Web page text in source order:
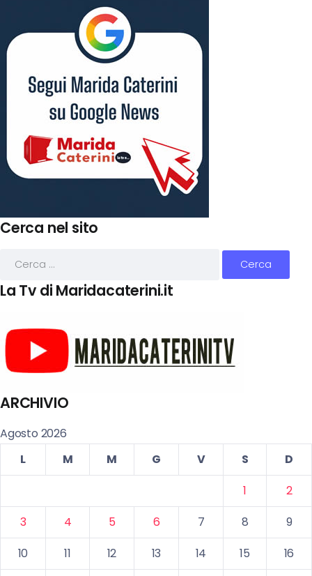
Cerca nel sito
La Tv di Maridacaterini.it
ARCHIVIO
Agosto 2026
L
M M G V S
D
1
2
3
4 5 6 7 8
9
10
11 12 13 14 15
16